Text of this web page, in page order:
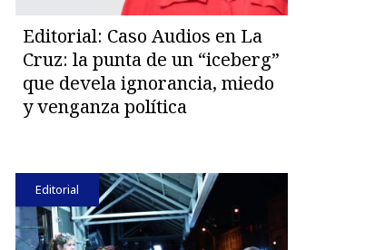
Editorial: Caso Audios en La
Cruz: la punta de un “iceberg”
que devela ignorancia, miedo
y venganza política
Editorial